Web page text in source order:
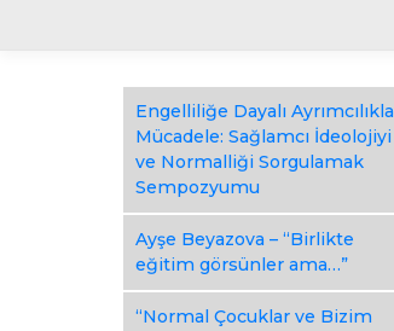
Engelliliğe Dayalı Ayrımcılıkla
Mücadele: Sağlamcı İdeolojiyi
ve Normalliği Sorgulamak
Sempozyumu
Ayşe Beyazova – “Birlikte
eğitim görsünler ama…”
“Normal Çocuklar ve Bizim